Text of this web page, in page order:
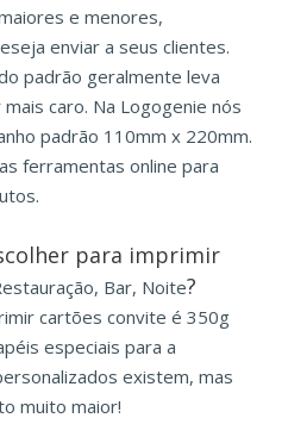
e menores,
enviar a seus clientes.
padrão geralmente leva
caro. Na Logogenie nós
padrão 110mm x 220mm.
ferramentas online para
para imprimir
Bar, Noite?
cartões convite é 350g
especiais para a
existem, mas
muito maior!